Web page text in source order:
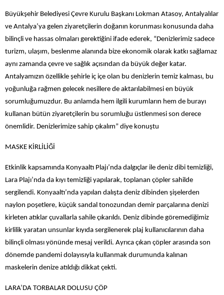
Büyükşehir Belediyesi Çevre Kurulu Başkanı Lokman Atasoy, Antalyalılar
ve Antalya’ya gelen ziyaretçilerin doğanın korunması konusunda daha
bilinçli ve hassas olmaları gerektiğini ifade ederek, “Denizlerimiz sadece
turizm, ulaşım, beslenme alanında bize ekonomik olarak katkı sağlamaz
aynı zamanda çevre ve sağlık açısından da büyük değer katar.
Antalyamızın özellikle şehirle iç içe olan bu denizlerin temiz kalması, bu
yoğunluğa rağmen gelecek nesillere de aktarılabilmesi en büyük
sorumluğumuzdur. Bu anlamda hem ilgili kurumların hem de burayı
kullanan bütün ziyaretçilerin bu sorumluğu üstlenmesi son derece
önemlidir. Denizlerimize sahip çıkalım” diye konuştu
MASKE KİRLİLİĞİ
Etkinlik kapsamında Konyaaltı Plajı’nda dalgıçlar ile deniz dibi temizliği,
Lara Plajı’nda da kıyı temizliği yapılarak, toplanan çöpler sahilde
sergilendi. Konyaaltı’nda yapılan dalışta deniz dibinden şişelerden
naylon poşetlere, küçük sandal tonozundan demir parçalarına denizi
kirleten atıklar çuvallarla sahile çıkarıldı. Deniz dibinde göremediğimiz
kirlilik yaratan unsunlar kıyıda sergilenerek plaj kullanıcılarının daha
bilinçli olması yönünde mesaj verildi. Ayrıca çıkan çöpler arasında son
dönemde pandemi dolayısıyla kullanmak durumunda kalınan
maskelerin denize atıldığı dikkat çekti.
LARA’DA TORBALAR DOLUSU ÇÖP